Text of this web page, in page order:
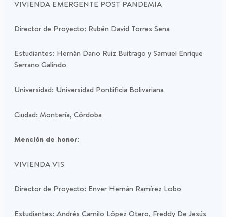
VIVIENDA EMERGENTE POST PANDEMIA
Director de Proyecto: Rubén David Torres Sena
Estudiantes: Hernán Dario Ruiz Buitrago y Samuel Enrique
Serrano Galindo
Universidad: Universidad Pontificia Bolivariana
Ciudad: Montería, Córdoba
Mención de honor:
VIVIENDA VIS
Director de Proyecto: Enver Hernán Ramírez Lobo
Estudiantes: Andrés Camilo López Otero, Freddy De Jesús